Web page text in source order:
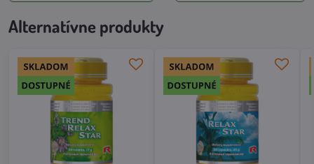
Alternatívne produkty